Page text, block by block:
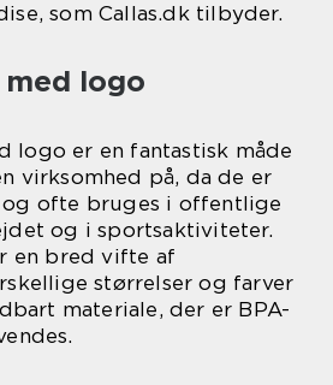
som Callas.dk tilbyder.
logo
logo er en fantastisk måde
virksomhed på, da de er
ofte bruges i offentlige
og i sportsaktiviteter.
en bred vifte af
størrelser og farver
materiale, der er BPA-